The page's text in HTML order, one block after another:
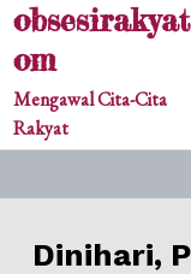
Skip
om
Mengawal Cita-Cita
Rakyat
Dinihari,